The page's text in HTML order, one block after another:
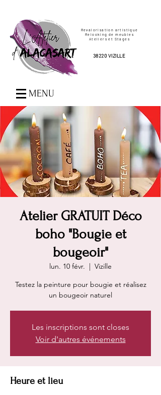
Revalorisation artistique
Relooking de meubles
Ateliers et Stages
38220 VIZILLE
MENU
Atelier GRATUIT Déco
boho "Bougie et
bougeoir"
lun. 10 févr.
  |
Vizille
Testez la peinture pour bougie et réalisez
un bougeoir naturel
Les inscriptions sont closes
Voir d'autres événements
Heure et lieu